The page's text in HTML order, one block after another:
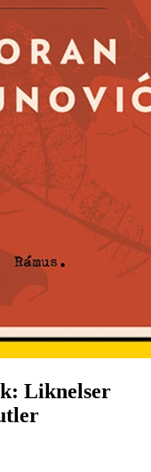
Liknelser